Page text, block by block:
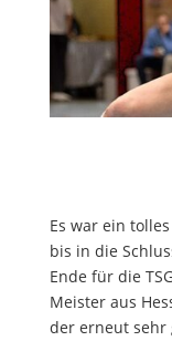
Es war ein
bis in die
Ende für die
Meister aus
der erneut sehr